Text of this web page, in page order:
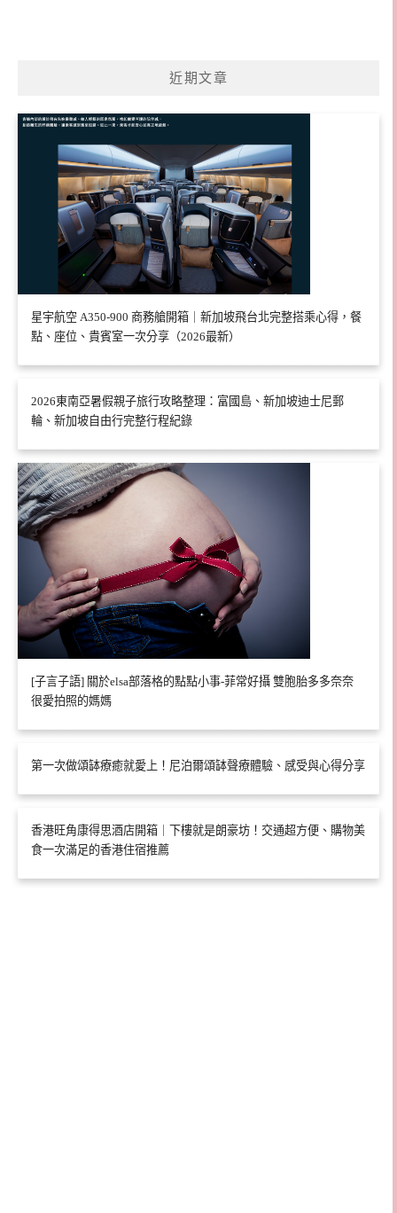
近期文章
星宇航空 A350-900 商務艙開箱｜新加坡飛台北完整搭乘心得，餐
點、座位、貴賓室一次分享（2026最新）
2026東南亞暑假親子旅行攻略整理：富國島、新加坡迪士尼郵
輪、新加坡自由行完整行程紀錄
[子言子語] 關於elsa部落格的點點小事-菲常好攝 雙胞胎多多奈奈
很愛拍照的媽媽
第一次做頌缽療癒就愛上！尼泊爾頌缽聲療體驗、感受與心得分享
香港旺角康得思酒店開箱｜下樓就是朗豪坊！交通超方便、購物美
食一次滿足的香港住宿推薦